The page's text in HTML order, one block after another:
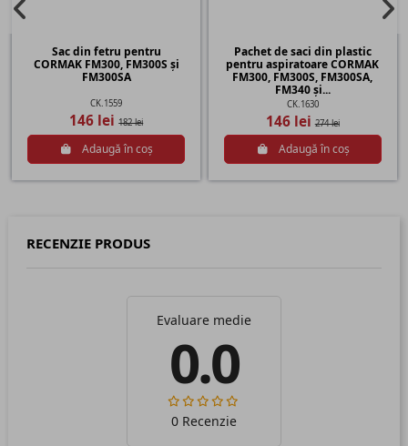
Sac din fetru pentru
CORMAK FM300, FM300S și
FM300SA
CK.1559
146 lei182 lei
Adaugă în coș
Pachet de saci din plastic
pentru aspiratoare CORMAK
FM300, FM300S, FM300SA,
FM340 și...
CK.1630
146 lei274 lei
Adaugă în coș
RECENZIE PRODUS
Evaluare medie
0.0
0 Recenzie